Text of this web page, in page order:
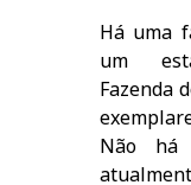
Há uma
um
Fazenda
Não há